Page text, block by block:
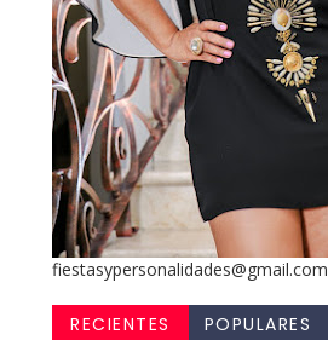
fiestasypersonalidades@gmail.com
RECIENTES POPULARES